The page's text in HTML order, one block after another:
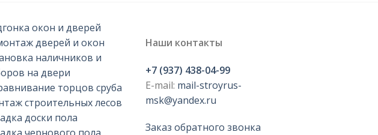
окон и дверей
дверей и окон
наличников и
на двери
торцов сруба
строительных лесов
доски пола
Наши контакты
+7 (937) 438-04-99
E-mail: mail-stroyrus-
msk@yandex.ru
Заказ обратного звонка